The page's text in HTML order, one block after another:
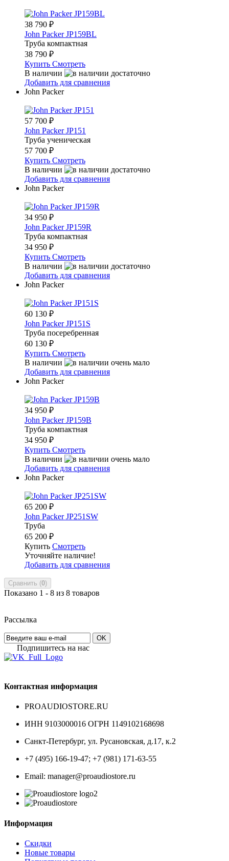
38 790 ₽
John Packer JP159BL
Труба компактная
38 790 ₽
Купить Смотреть
В наличии
Добавить для сравнения
John Packer
57 700 ₽
John Packer JP151
Труба ученическая
57 700 ₽
Купить Смотреть
В наличии
Добавить для сравнения
John Packer
34 950 ₽
John Packer JP159R
Труба компактная
34 950 ₽
Купить Смотреть
В наличии
Добавить для сравнения
John Packer
60 130 ₽
John Packer JP151S
Труба посеребренная
60 130 ₽
Купить Смотреть
В наличии
Добавить для сравнения
John Packer
34 950 ₽
John Packer JP159B
Труба компактная
34 950 ₽
Купить Смотреть
В наличии
Добавить для сравнения
John Packer
65 200 ₽
John Packer JP251SW
Труба
65 200 ₽
Купить Смотреть
Уточняйте наличие!
Добавить для сравнения
Сравнить (0)
Показано 1 - 8 из 8 товаров
Рассылка
OK
Подпишитесь на наc
Контактная информация
PROAUDIOSTORE.RU
ИНН 9103000016 ОГРН 1149102168698
Санкт-Петербург, ул. Русановская, д.17, к.2
+7 (495) 166-19-47; +7 (981) 171-63-55
Email: manager@proaudiostore.ru
Информация
Скидки
Новые товары